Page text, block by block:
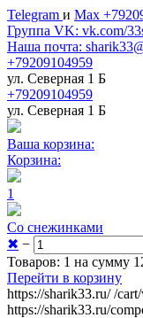
Telegram и Max
Группа VK: vk.com/
Наша почта:
+79209104959
ул. Северная 1 Б
+79209104959
ул. Северная 1 Б
Ваша корзина:
Корзина:
1
Со снежинками
✖ −
Товаров: 1 на сумму
Перейти в корзину
https://sharik33.ru/ /
https://sharik33.ru/